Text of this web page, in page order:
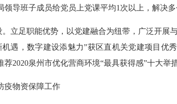
导班子成员给党员上党课平均1次以上，解决多
足职能优势，以党建融合为纽带，广泛开展
遇，数字建设添魅力”获区直机关党建项目优
2020泉州市优化营商环境“最具获得感”十大举
物资保障工作